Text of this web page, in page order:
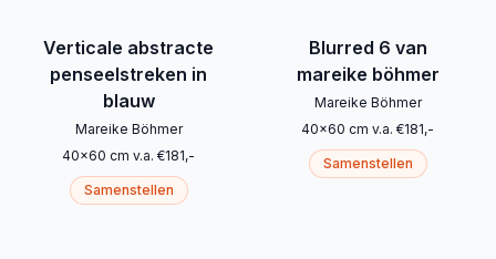
Verticale abstracte
penseelstreken in
blauw
Mareike Böhmer
40x60 cm v.a. €181,-
Samenstellen
Blurred 6 van
mareike böhmer
Mareike Böhmer
40x60 cm v.a. €181,-
Samenstellen